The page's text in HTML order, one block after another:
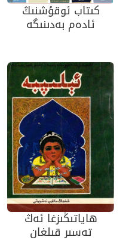
كىتاب ئوقۇشنىڭ
ئادەم بەدىنىگە
پايدىسى
ھاياتىڭىزغا ئەڭ
تەسىر قىلغان